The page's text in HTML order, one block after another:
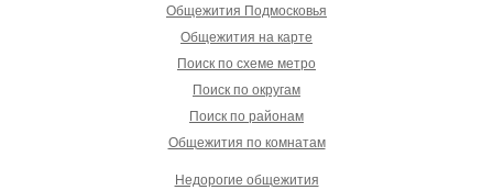
Общежития Подмосковья
Общежития на карте
Поиск по схеме метро
Поиск по округам
Поиск по районам
Общежития по комнатам
Недорогие общежития